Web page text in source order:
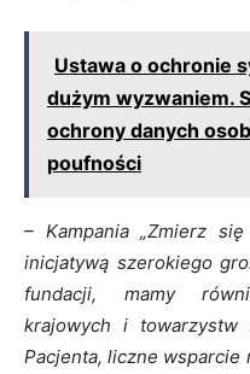
Ustawa o ochronie
dużym wyzwaniem.
ochrony danych
poufności
– Kampania „Zmierz
inicjatywą szerokiego
fundacji, mamy
krajowych i towarzystw
Pacjenta, liczne wsparcie